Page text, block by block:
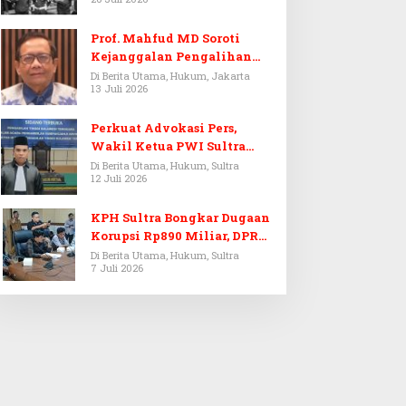
Prof. Mahfud MD Soroti
Kejanggalan Pengalihan
Penyelidikan Tersangka
Febrie Adriansyah
Di Berita Utama, Hukum, Jakarta
13 Juli 2026
Perkuat Advokasi Pers,
Wakil Ketua PWI Sultra
Resmi Dilantik Menjadi
Advokat PERADI
Di Berita Utama, Hukum, Sultra
12 Juli 2026
KPH Sultra Bongkar Dugaan
Korupsi Rp890 Miliar, DPRD
Sultra Gelar RDP
Di Berita Utama, Hukum, Sultra
7 Juli 2026